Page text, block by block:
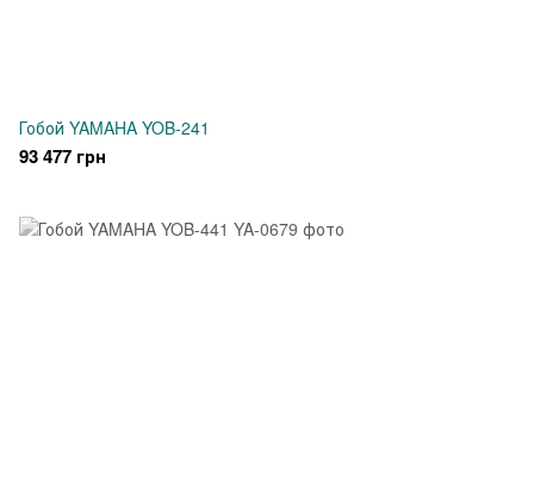
Гобой YAMAHA YOB-241
93 477 грн